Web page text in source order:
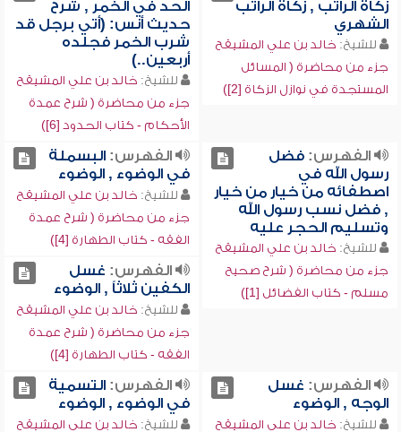
زكاة الراتب , زكاة الراتب
الشهري
للشيخ: خالد بن علي المشيقح
جزء من محاضرة ( المسائل
المستجدة في نوازل الزكاة [2])
الحد في الخمر , شرح
حديث أنس: (أتي برجل قد
شرب الخمر فجلده
أربعين..)
للشيخ: خالد بن علي المشيقح
جزء من محاضرة ( شرح عمدة
الأحكام - كتاب الحدود [6])
الفهرس:فضل
رسول الله في
اصطفائه من خيار من خيار
, فضل نسب رسول الله
وتسليم الحجر عليه
للشيخ: خالد بن علي المشيقح
جزء من محاضرة ( شرح صحيح
مسلم - كتاب الفضائل [1])
الفهرس:البسملة
في الوضوء , الوضوء
للشيخ: خالد بن علي المشيقح
جزء من محاضرة ( شرح عمدة
الفقه - كتاب الطهارة [4])
الفهرس: غسل
الكفين ثلاثاً , الوضوء
للشيخ: خالد بن علي المشيقح
جزء من محاضرة ( شرح عمدة
الفقه - كتاب الطهارة [4])
الفهرس: غسل
الوجه , الوضوء
للشيخ: خالد بن علي المشيقح
الفهرس:التسمية
في الوضوء , الوضوء
للشيخ: خالد بن علي المشيقح